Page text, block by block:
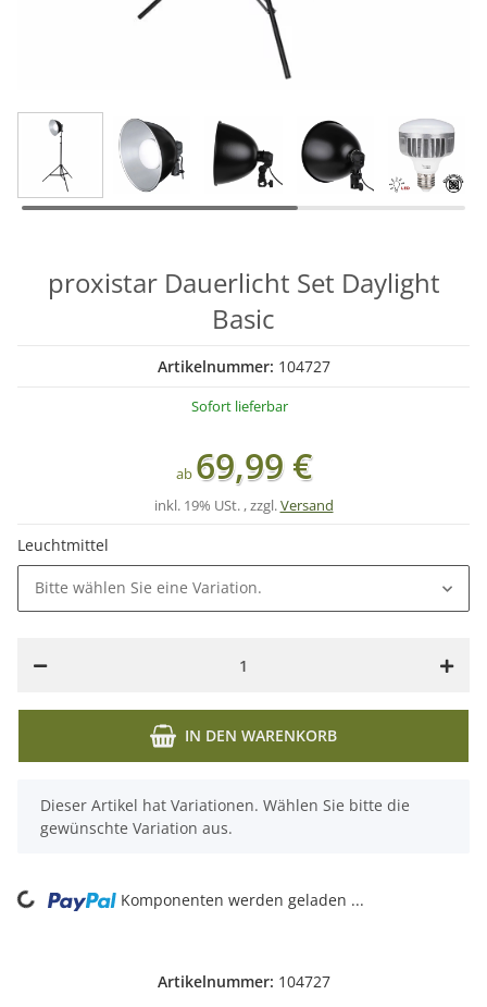
Artikelnummer: 104727
proxistar Dauerlicht Set Daylight
Basic
Artikelnummer: 104727
Sofort lieferbar
ab 69,99 €
inkl. 19% USt. , zzgl.Versand
Leuchtmittel
Bitte wählen Sie eine Variation.
IN DEN WARENKORB
x
Dieser Artikel hat Variationen. Wählen Sie bitte die
gewünschte Variation aus.
Komponenten werden geladen ...